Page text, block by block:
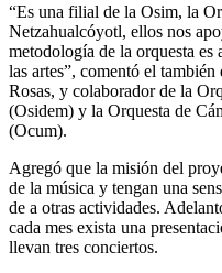
“Es una filial de la Osim, la
Netzahualcóyotl, ellos nos
metodología de la orquesta es
las artes”, comentó el
Rosas, y colaborador de la
(Osidem) y la Orquesta de
(Ocum).
Agregó que la misión del
de la música y tengan una
de a otras actividades.
cada mes exista una
llevan tres conciertos.